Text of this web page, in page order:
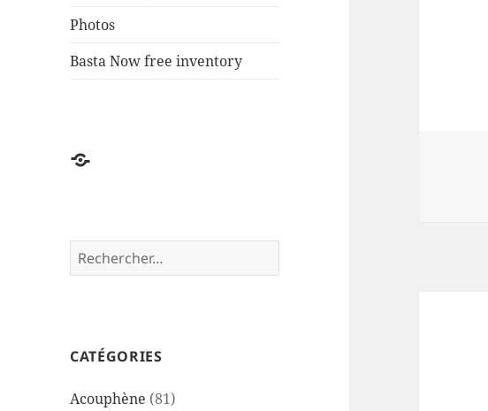
Photos
Basta Now free inventory
Factuel
Rechercher :
CATÉGORIES
Acouphène (81)